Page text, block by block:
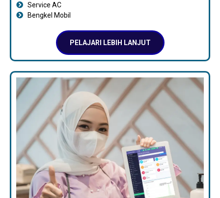
Service AC
Bengkel Mobil
PELAJARI LEBIH LANJUT